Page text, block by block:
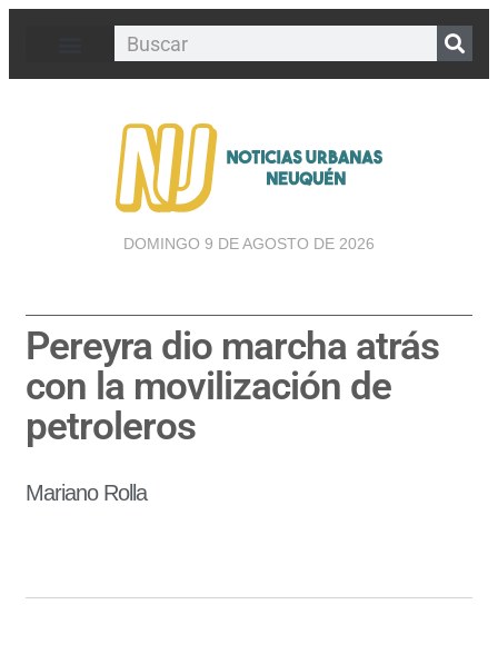
DOMINGO 9 DE AGOSTO DE 2026
Pereyra dio marcha atrás
con la movilización de
petroleros
Mariano Rolla